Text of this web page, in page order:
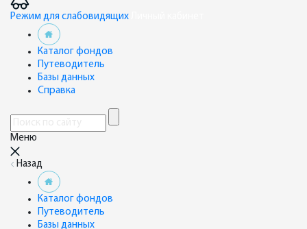
Режим для слабовидящих
Каталог фондов
Путеводитель
Базы данных
Справка
Меню
Назад
Каталог фондов
Путеводитель
Базы данных